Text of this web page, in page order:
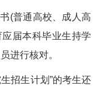
(普通高校、成人高
届本科毕业生持学
进行核对。
招生计划”的考生还